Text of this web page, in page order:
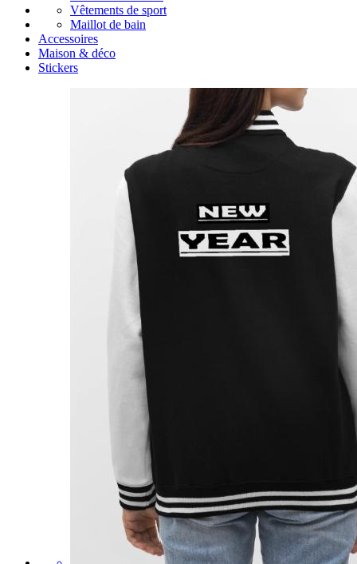
Vêtements de sport
Maillot de bain
Accessoires
Maison & déco
Stickers